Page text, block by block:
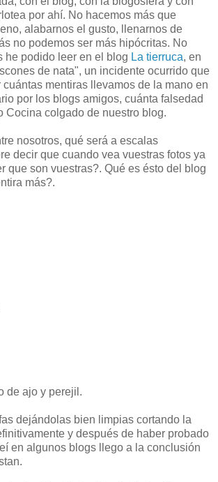
por ahí. No hacemos más que
alabarnos el gusto, llenarnos de
no podemos ser más hipócritas. No
he podido leer en el blog La tierruca, en
de nata", un incidente ocurrido que
mentiras llevamos de la mano en
por los blogs amigos, cuánta falsedad
Cocina colgado de nuestro blog.
nosotros, qué será a escalas
decir que cuando vea vuestras fotos ya
que son vuestras?. Qué es ésto del blog
más?.
de ajo y perejil.
dejándolas bien limpias cortando la
y después de haber probado
en algunos blogs llego a la conclusión